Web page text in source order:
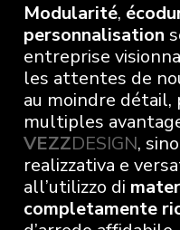
Modularité,
personnalisation
entreprise
les attentes de
au moindre
multiples
VEZZDESIGN,
realizzativa e
all’utilizzo di
completamente